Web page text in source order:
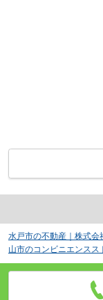
水戸市の不動産｜株式
山市のコンビニエンスス